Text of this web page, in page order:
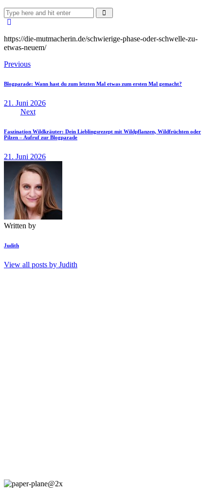
https://die-mutmacherin.de/schwierige-phase-oder-schwelle-zu-
etwas-neuem/
Beitragsnavigation
Previous
Blogparade: Wann hast du zum letzten Mal etwas zum ersten Mal gemacht?
21. Juni 2026
Next
Faszination Wildkräuter: Dein Lieblingsrezept mit Wildpflanzen, Wildfrüchten oder
Pilzen – Aufruf zur Blogparade
21. Juni 2026
Written by
Judith
View all posts by Judith